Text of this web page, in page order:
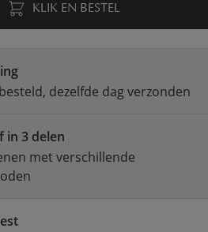
KLIK EN BESTEL
dezelfde dag verzonden
in 3 delen
met verschillende